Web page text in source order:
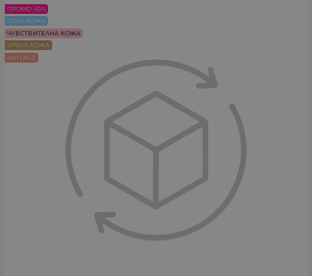
ПРОМО -10%
СУХА КОЖА
ЧУВСТВИТЕЛНА КОЖА
ЗРЯЛА КОЖА
ANTI AGE